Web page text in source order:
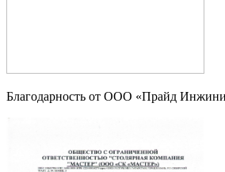
Благодарность от ООО «Прайд